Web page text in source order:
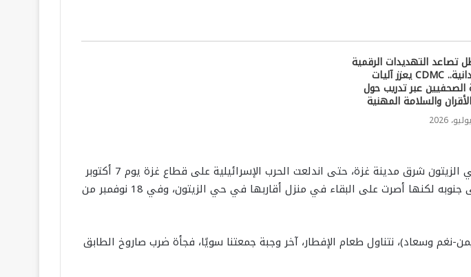
تصاعد التهديدات الرقمية
والميدانية.. CDMC يعزز آليات
الصحفيين عبر تدريب حول
والسلامة المهنية
في التفاصيل، السيدة كانت تعيش حياة هادئة مستقرة برفقة أبنائها الستة في حي الزيتون شرق مدينة غزة، حتى اندلعت الحرب الإسرائيلية على قطاع غزة يوم 7 أكتوبر
2023م، والتي أجبر جيش الاحتلال خلالها الناس على النزوح من شمال قطاع غزة إلى جنوبه لكنها أصرت على البقاء في منزل أقاربها في حي الزيتون، وفي 18 نوفمبر من
نغم وسعاد)، نتناول طعام الإفطار، آخر وجبة جمعتنا سويًا، فجأة ضرب صاروخ الطابق